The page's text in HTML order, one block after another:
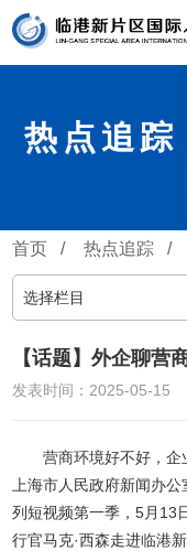
热点追踪
首页 / 热点追踪 /
选择栏目
【话题】外企聊营
发表时间：2025-05-15
营商环境好不好，企
上海市人民政府新闻办
列短视频第一季，5月13
行官马克·西森走进临港